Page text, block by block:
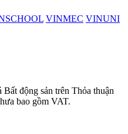
VINMEC VINUNI
động sản trên Thỏa thuận
bao gồm VAT.